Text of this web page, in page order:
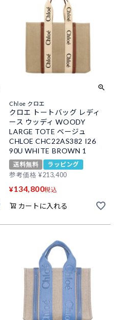
Chloe クロエ
クロエ トートバッグ レディ
ース ウッディ WOODY
LARGE TOTE ベージュ
CHLOE CHC22AS382 I26
90U WHITE BROWN 1
送料無料
ラッピング
参考価格 ¥213,400
¥134,800税込
カートに入れる